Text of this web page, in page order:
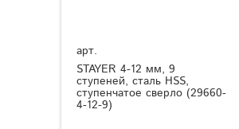
арт.
STAYER 4-12 мм, 9
ступеней, сталь HSS,
ступенчатое сверло (29660-
4-12-9)